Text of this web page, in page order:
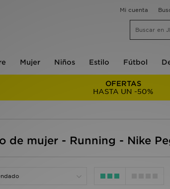
Mi cuenta
Mujer Niños Estilo Fútbol
OFERTAS
HASTA UN -50%
de mujer - Running - Nike